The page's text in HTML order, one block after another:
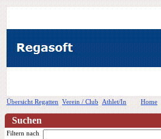
Übersicht Regatten Verein / Club Athlet/In Home
Suchen
Filtern nach